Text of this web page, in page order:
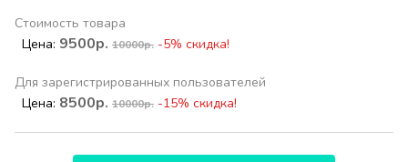
Стоимость товара
Цена: 9500р. 10000р. -5% скидка!
Для зарегистрированных пользователей
Цена: 8500р. 10000р. -15% скидка!